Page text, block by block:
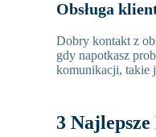
Obsługa
Dobry kontakt z
gdy napotkasz
komunikacji, takie
3